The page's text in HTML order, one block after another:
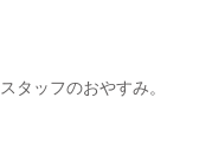
スタッフのおやすみ。